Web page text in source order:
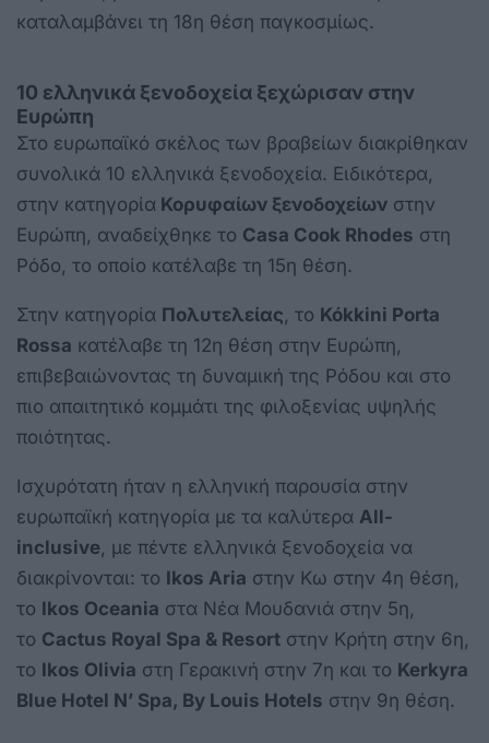
καταλαμβάνει τη 18η θέση παγκοσμίως.
10 ελληνικά ξενοδοχεία ξεχώρισαν στην
Ευρώπη
Στο ευρωπαϊκό σκέλος των βραβείων διακρίθηκαν
συνολικά 10 ελληνικά ξενοδοχεία. Ειδικότερα,
στην κατηγορία Κορυφαίων ξενοδοχείων στην
Ευρώπη, αναδείχθηκε το Casa Cook Rhodes στη
Ρόδο, το οποίο κατέλαβε τη 15η θέση.
Στην κατηγορία Πολυτελείας , το Kókkini Porta
Rossa κατέλαβε τη 12η θέση στην Ευρώπη,
επιβεβαιώνοντας τη δυναμική της Ρόδου και στο
πιο απαιτητικό κομμάτι της φιλοξενίας υψηλής
ποιότητας.
Ισχυρότατη ήταν η ελληνική παρουσία στην
ευρωπαϊκή κατηγορία με τα καλύτερα All-
inclusive , με πέντε ελληνικά ξενοδοχεία να
διακρίνονται: το Ikos Aria στην Κω στην 4η θέση,
το Ikos Oceania στα Νέα Μουδανιά στην 5η,
το Cactus Royal Spa & Resort στην Κρήτη στην 6η,
το Ikos Olivia στη Γερακινή στην 7η και το Kerkyra
Blue Hotel N’ Spa, By Louis Hotels στην 9η θέση.